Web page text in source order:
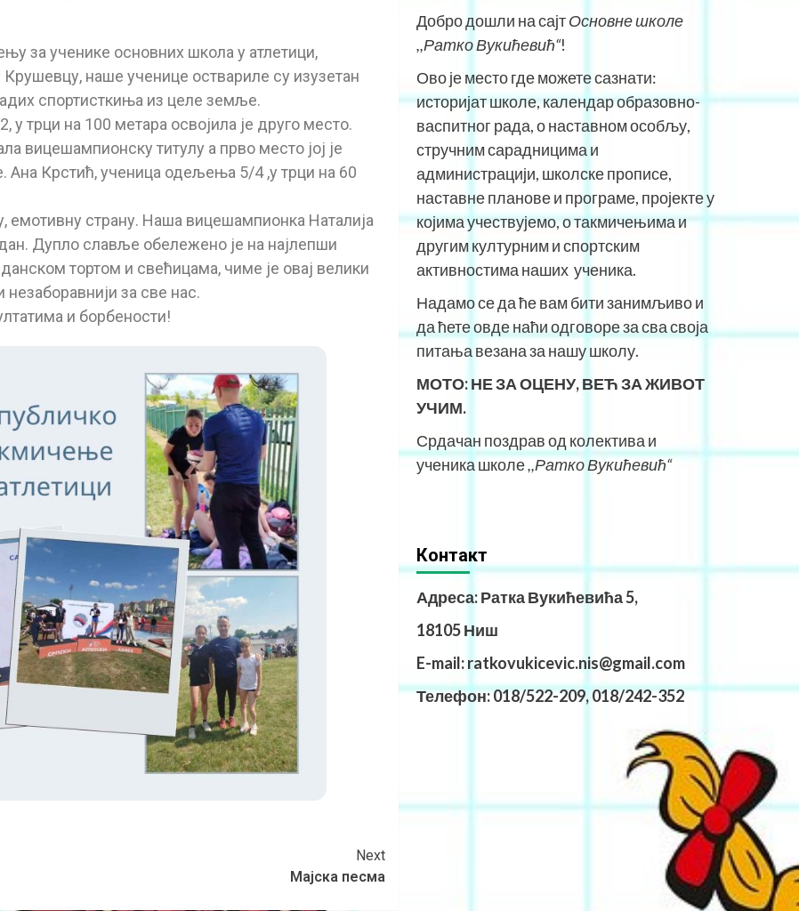
за ученике основних школа у атлетици,
наше ученице оствариле су изузетан
спортисткиња из целе земље.
трци на 100 метара освојила је друго место.
вицешампионску титулу а прво место јој је
Ана Крстић, ученица одељења 5/4 ,у трци на 60
емотивну страну. Наша вицешампионка Наталија
Дупло славље обележено је на најлепши
тортом и свећицама, чиме је овај велики
незаборавнији за све нас.
и борбености!
Next
Мајска песма
Добро дошли на сајтОсновне школе
,,Ратко Вукићевић“!
Ово је место где можете сазнати:
историјат школе, календар образовно-
васпитног рада, о наставном особљу,
стручним сарадницима и
администрацији, школске прописе,
наставне планове и програме, пројекте у
којима учествујемо, о такмичењима и
другим културним и спортским
активностима наших ученика.
Надамо се да ће вам бити занимљиво и
да ћете овде наћи одговоре за сва своја
питања везана за нашу школу.
МОТО:НЕ ЗА ОЦЕНУ, ВЕЋ ЗА ЖИВОТ
УЧИМ.
Срдачан поздрав од колектива и
ученика школе,,Ратко Вукићевић“
Контакт
Адреса: Ратка Вукићевића 5,
18105 Ниш
E-mail: ratkovukicevic.nis@gmail.com
Телефон: 018/522-209,018/242-352